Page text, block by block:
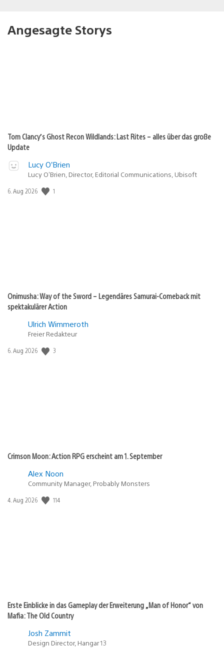
Angesagte Storys
Tom Clancy’s Ghost Recon Wildlands: Last Rites – alles über das große
Update
Lucy O’Brien
Lucy O’Brien, Director, Editorial Communications, Ubisoft
Veröffentlichungsdatum:
6. Aug 2026 1
Onimusha: Way of the Sword – Legendäres Samurai-Comeback mit
spektakulärer Action
Ulrich Wimmeroth
Freier Redakteur
Veröffentlichungsdatum:
6. Aug 2026 3
Crimson Moon: Action RPG erscheint am 1. September
Alex Noon
Community Manager, Probably Monsters
Veröffentlichungsdatum:
4. Aug 2026 114
Erste Einblicke in das Gameplay der Erweiterung „Man of Honor“ von
Mafia: The Old Country
Josh Zammit
Design Director, Hangar 13